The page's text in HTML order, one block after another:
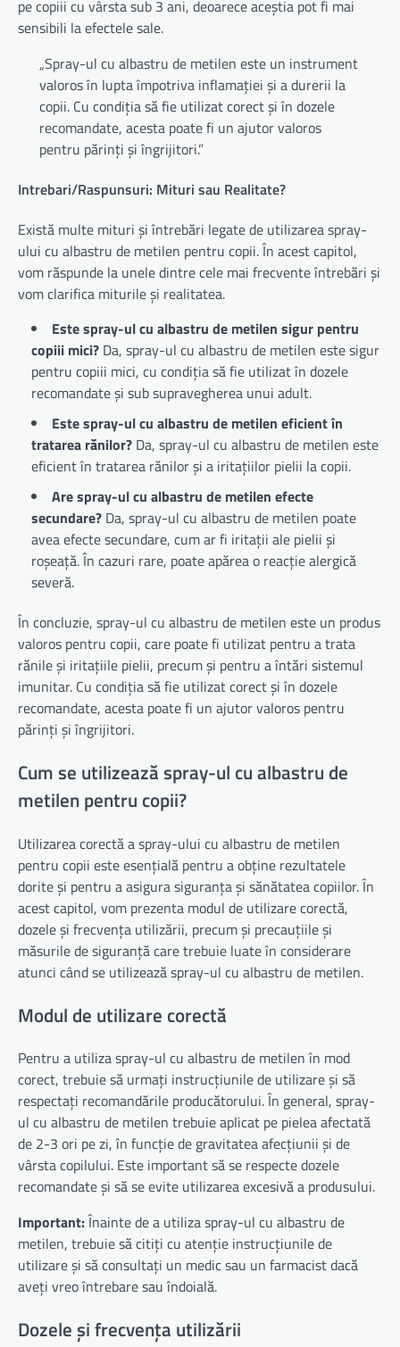
pe copiii cu vârsta sub 3 ani, deoarece aceștia pot fi mai
sensibili la efectele sale.
„Spray-ul cu albastru de metilen este un instrument
valoros în lupta împotriva inflamației și a durerii la
copii. Cu condiția să fie utilizat corect și în dozele
recomandate, acesta poate fi un ajutor valoros
pentru părinți și îngrijitori.”
Intrebari/Raspunsuri: Mituri sau Realitate?
Există multe mituri și întrebări legate de utilizarea spray-
ului cu albastru de metilen pentru copii. În acest capitol,
vom răspunde la unele dintre cele mai frecvente întrebări și
vom clarifica miturile și realitatea.
Este spray-ul cu albastru de metilen sigur pentru
copiii mici? Da, spray-ul cu albastru de metilen este sigur
pentru copiii mici, cu condiția să fie utilizat în dozele
recomandate și sub supravegherea unui adult.
Este spray-ul cu albastru de metilen eficient în
tratarea rănilor? Da, spray-ul cu albastru de metilen este
eficient în tratarea rănilor și a iritațiilor pielii la copii.
Are spray-ul cu albastru de metilen efecte
secundare? Da, spray-ul cu albastru de metilen poate
avea efecte secundare, cum ar fi iritații ale pielii și
roșeață. În cazuri rare, poate apărea o reacție alergică
severă.
În concluzie, spray-ul cu albastru de metilen este un produs
valoros pentru copii, care poate fi utilizat pentru a trata
rănile și iritațiile pielii, precum și pentru a întări sistemul
imunitar. Cu condiția să fie utilizat corect și în dozele
recomandate, acesta poate fi un ajutor valoros pentru
părinți și îngrijitori.
Cum se utilizează spray-ul cu albastru de
metilen pentru copii?
Utilizarea corectă a spray-ului cu albastru de metilen
pentru copii este esențială pentru a obține rezultatele
dorite și pentru a asigura siguranța și sănătatea copiilor. În
acest capitol, vom prezenta modul de utilizare corectă,
dozele și frecvența utilizării, precum și precauțiile și
măsurile de siguranță care trebuie luate în considerare
atunci când se utilizează spray-ul cu albastru de metilen.
Modul de utilizare corectă
Pentru a utiliza spray-ul cu albastru de metilen în mod
corect, trebuie să urmați instrucțiunile de utilizare și să
respectați recomandările producătorului. În general, spray-
ul cu albastru de metilen trebuie aplicat pe pielea afectată
de 2-3 ori pe zi, în funcție de gravitatea afecțiunii și de
vârsta copilului. Este important să se respecte dozele
recomandate și să se evite utilizarea excesivă a produsului.
Important:Înainte de a utiliza spray-ul cu albastru de
metilen, trebuie să citiți cu atenție instrucțiunile de
utilizare și să consultați un medic sau un farmacist dacă
aveți vreo întrebare sau îndoială.
Dozele și frecvența utilizării